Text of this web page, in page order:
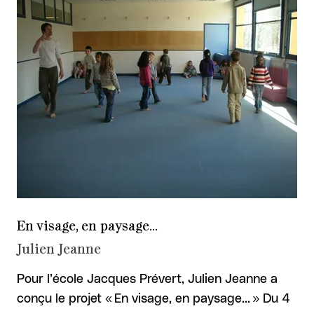
En visage, en paysage...
Julien Jeanne
Pour l’école Jacques Prévert, Julien Jeanne a
conçu le projet « En visage, en paysage... » Du 4